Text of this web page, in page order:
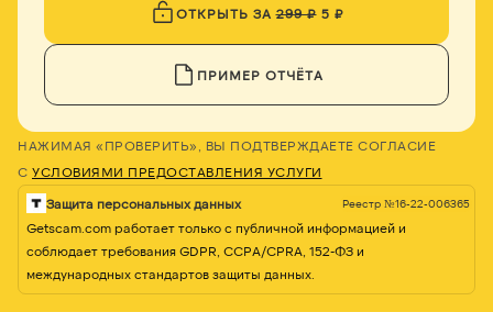
ОТКРЫТЬ ЗА299 ₽5 ₽
ПРИМЕР ОТЧЁТА
НАЖИМАЯ «ПРОВЕРИТЬ», ВЫ ПОДТВЕРЖДАЕТЕ СОГЛАСИЕ
С УСЛОВИЯМИ ПРЕДОСТАВЛЕНИЯ УСЛУГИ
Защита персональных данных Реестр №16-22-006365
Getscam.com работает только с публичной информацией и
соблюдает требования GDPR, CCPA/CPRA, 152-ФЗ и
международных стандартов защиты данных.